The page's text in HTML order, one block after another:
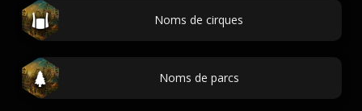
Noms de cirques
Noms de parcs